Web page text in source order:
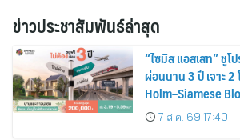
ข่าวประชาสัมพันธ์ล่าสุด
“ไซมิส แอสเสท” ชู
ผ่อนนาน 3 ปี เจาะ
Holm–Siamese
ส่วนลดและสิทธิพิเศษ
2569
7 ส.ค. 69 17:40